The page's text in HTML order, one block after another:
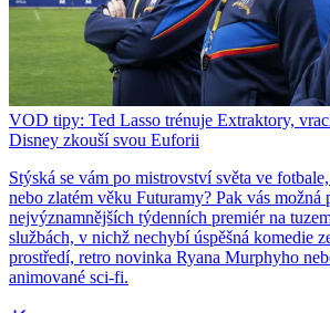
VOD tipy: Ted Lasso trénuje Extraktory,
Disney zkouší svou Euforii
Stýská se vám po mistrovství světa ve
nebo zlatém věku Futuramy? Pak vás možná
nejvýznamnějších týdenních premiér na
službách, v nichž nechybí úspěšná komedie
prostředí, retro novinka Ryana Murphyho
animované sci-fi.